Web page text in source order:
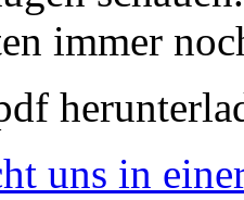
immer
uns in